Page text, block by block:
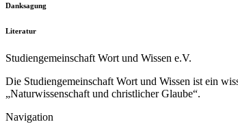
Danksagung
Literatur
Studiengemeinschaft Wort und Wissen e.V.
Die Studiengemeinschaft Wort und Wissen ist ein
„Naturwissenschaft und christlicher Glaube“.
Navigation